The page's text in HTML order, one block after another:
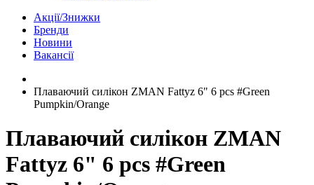
Акції/Знижки
Бренди
Новини
Вакансії
Плаваючий силікон ZMAN Fattyz 6" 6 pcs #Green
Pumpkin/Orange
Плаваючий силікон ZMAN
Fattyz 6" 6 pcs #Green